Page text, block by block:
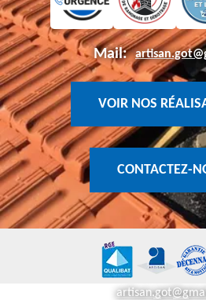
Mail:
VOIR NOS
CONTACTEZ-